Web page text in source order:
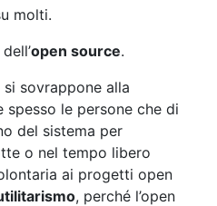
molti.
dell’open source.
sovrappone alla
spesso le persone che di
del sistema per
o nel tempo libero
ai progetti open
, perché l’open